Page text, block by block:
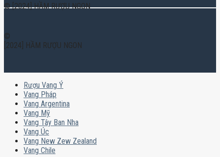
© [2024] HẦM RƯỢU NGON
©
[2024] HẦM RƯỢU NGON
Rượu Vang Ý
Vang Pháp
Vang Argentina
Vang Mỹ
Vang Tây Ban Nha
Vang Úc
Vang New Zew Zealand
Vang Chile